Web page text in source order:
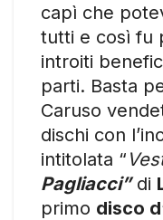
capì che
tutti e così fu
introiti
parti. Basta
Caruso
dischi con
intitolata “
Pagliacci”di
primo disco